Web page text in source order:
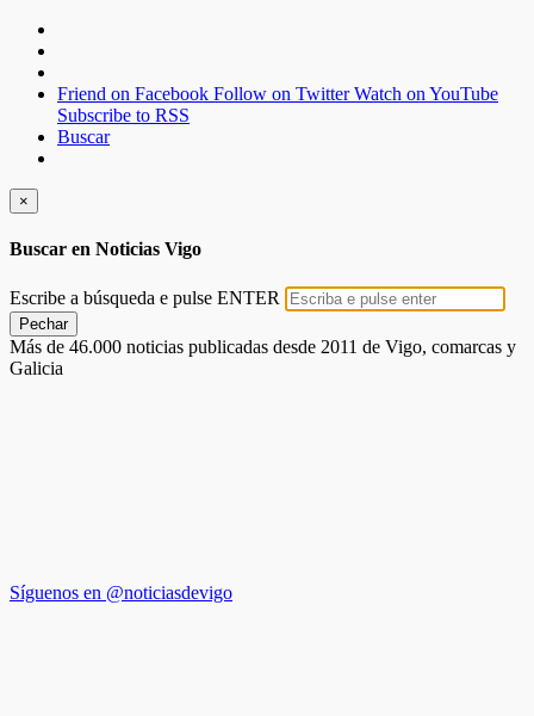
Friend on Facebook Follow on Twitter Watch on YouTube
Subscribe to RSS
Buscar
×
Buscar en Noticias Vigo
Escribe a búsqueda e pulse ENTER
Pechar
Más de 46.000 noticias publicadas desde 2011 de Vigo, comarcas y
Galicia
Síguenos en @noticiasdevigo